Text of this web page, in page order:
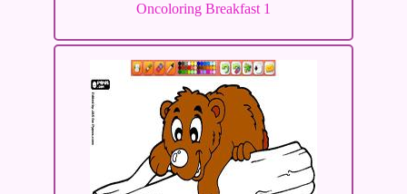
Oncoloring Breakfast 1